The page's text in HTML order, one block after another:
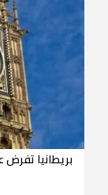
بريطانيا